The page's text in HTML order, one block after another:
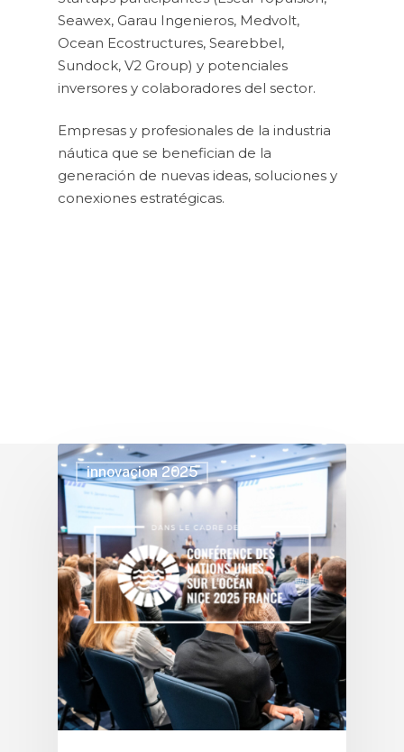
Seawex, Garau Ingenieros, Medvolt,
Ocean Ecostructures, Searebbel,
Sundock, V2 Group) y potenciales
inversores y colaboradores del sector.
Empresas y profesionales de la industria
náutica que se benefician de la
generación de nuevas ideas, soluciones y
conexiones estratégicas.
innovacion 2025